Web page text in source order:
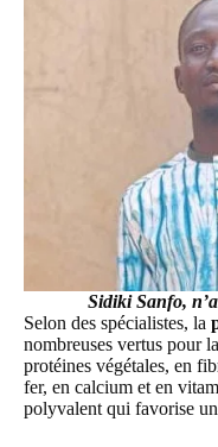
Sidiki Sanfo,
Selon des spécialistes, la
nombreuses vertus pour
protéines végétales, en
fer, en calcium et en
polyvalent qui favorise